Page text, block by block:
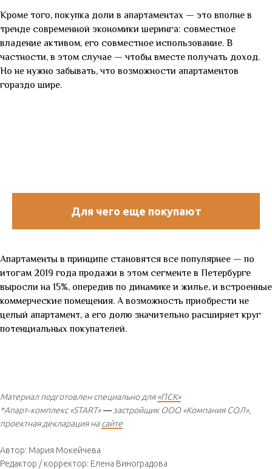
Кроме того, покупка доли в апартаментах — это вполне в
тренде современной экономики шеринга: совместное
владение активом, его совместное использование. В
частности, в этом случае — чтобы вместе получать доход.
Но не нужно забывать, что возможности апартаментов
гораздо шире.
Для чего еще покупают
Апартаменты в принципе становятся все популярнее — по
итогам 2019 года продажи в этом сегменте в Петербурге
выросли на 15%, опередив по динамике и жилье, и встроенные
коммерческие помещения. А возможность приобрести не
целый апартамент, а его долю значительно расширяет круг
потенциальных покупателей.
Материал подготовлен специально для«ПСК»
*Апарт‐комплекс «START»—застройщик ООО «Компания СОЛ»,
проектная декларация насайте
Автор: Мария Мокейчева
Редактор / корректор: Елена Виноградова